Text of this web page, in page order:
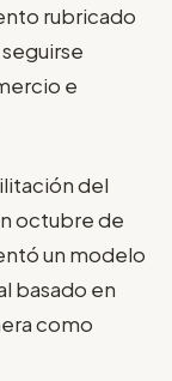
rubricado
e
del
octubre de
un modelo
basado en
como